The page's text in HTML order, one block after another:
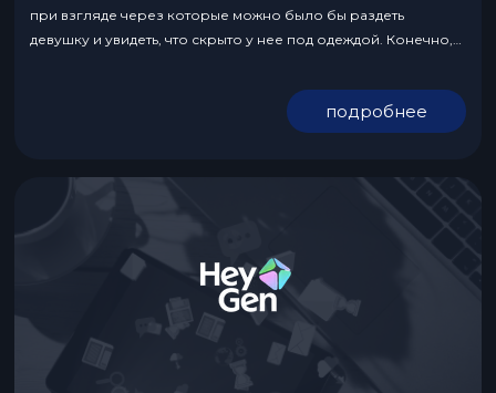
при взгляде через которые можно было бы раздеть
девушку и увидеть, что скрыто у нее под одеждой. Конечно,
предложим вам не менее интересную альтернативу? Знаете
подробнее